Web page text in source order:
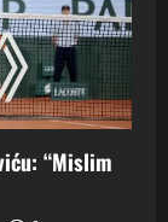
“Mislim